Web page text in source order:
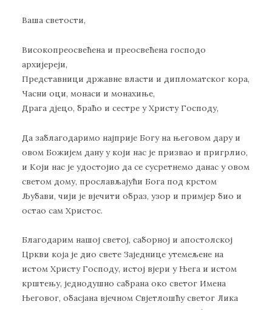
Ваша светости,
Високопреосвећена и преосвећена господо
архијереји,
Представници државне власти и дипломатског кора,
Часни оци, монаси и монахиње,
Драга дјецо, браћо и сестре у Христу Господу,
Да заблагодаримо најприје Богу на његовом дару и
овом Божијем дану у који нас је призвао и пригрлио,
и Који нас је удостојио да се сусретнемо данас у овом
светом дому, прослављајући Бога под крстом
Љубави, чији је вјечити образ, узор и примјер био и
остао сам Христос.
Благодарим нашој светој, саборној и апостолској
Цркви која је дио свете Заједнице утемељене на
истом Христу Господу, истој вјери у Њега и истом
крштењу, једнодушно сабрана око светог Имена
Његовог, обасјана вјечном Свјетлошћу светог Лика